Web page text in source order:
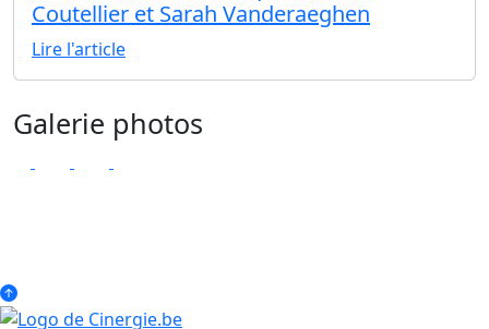
Coutellier et Sarah Vanderaeghen
Lire l'article
Galerie photos